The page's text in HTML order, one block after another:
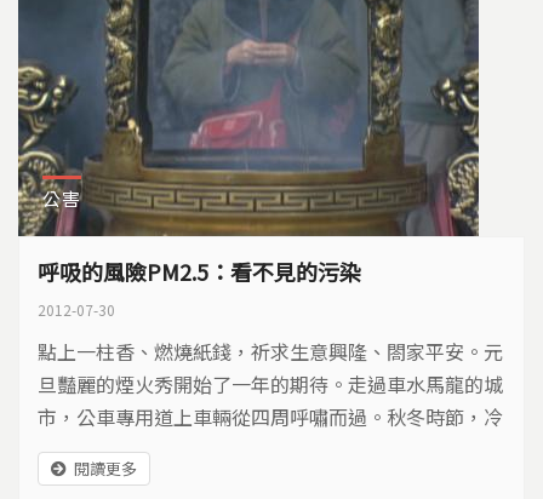
公害
呼吸的風險PM2.5：看不見的污染
2012-07-30
點上一柱香、燃燒紙錢，祈求生意興隆、閤家平安。元
旦豔麗的煙火秀開始了一年的期待。走過車水馬龍的城
市，公車專用道上車輛從四周呼嘯而過。秋冬時節，冷
冷的空氣，經常灰灰濛濛的… 遇到這種情況，有時想
咳嗽、呼吸有點不順、眼睛微微刺痛，感覺空氣中似乎
閱讀更多